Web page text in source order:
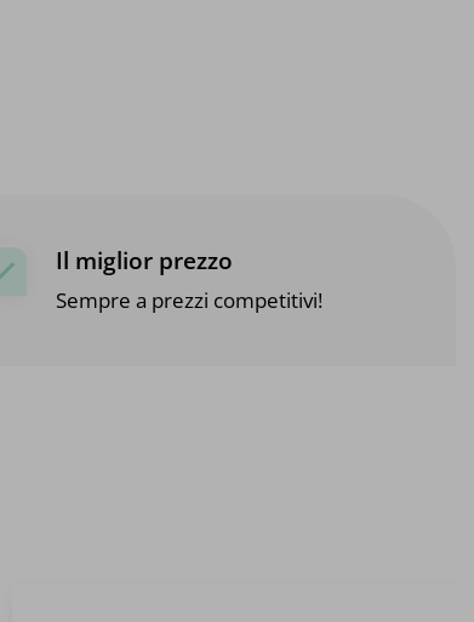
Il miglior prezzo
Sempre a prezzi competitivi!